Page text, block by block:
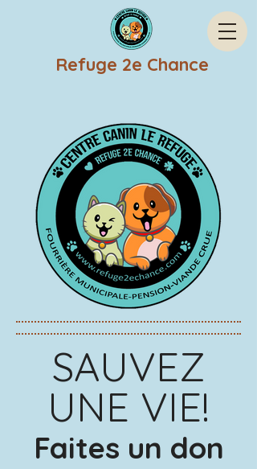
Refuge 2e Chance
SAUVEZ
UNE VIE!
​​​​Faites un don